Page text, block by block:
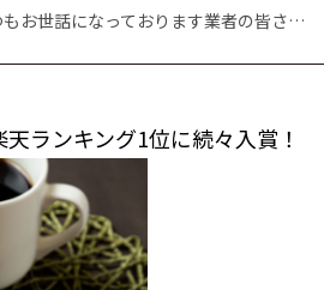
お世話になっております業者の皆さ…
ランキング1位に続々入賞！